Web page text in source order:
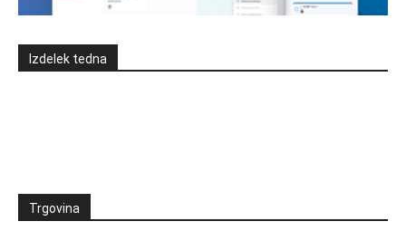
Izdelek tedna
Trgovina